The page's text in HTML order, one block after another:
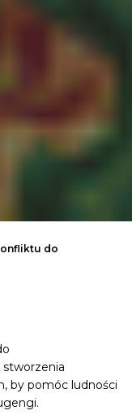
do
by pomóc ludności